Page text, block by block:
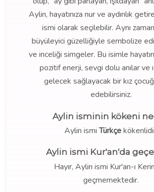
Aylin, hayatınıza nur ve aydınlık
ismi olarak seçilebilir. Aynı
büyüleyici güzelliğiyle sembolize
ve inceliği simgeler. Bu isimle
pozitif enerji, sevgi dolu anılar ve
gelecek sağlayacak bir kız
edebilirsiniz.
Aylin isminin kökeni
Aylin ismiTürkçe
Aylin ismi Kur'an'da
Hayır, Aylin ismi Kur'an-ı
geçmemektedir.